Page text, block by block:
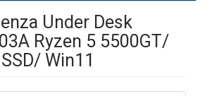
Under Desk
Ryzen 5 5500GT/
Win11